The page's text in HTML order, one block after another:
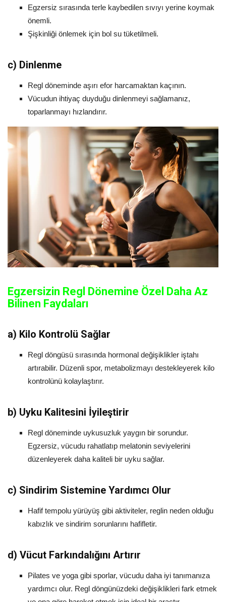
Egzersiz sırasında terle kaybedilen sıvıyı yerine koymak
önemli.
Şişkinliği önlemek için bol su tüketilmeli.
c) Dinlenme
Regl döneminde aşırı efor harcamaktan kaçının.
Vücudun ihtiyaç duyduğu dinlenmeyi sağlamanız,
toparlanmayı hızlandırır.
Egzersizin Regl Dönemine Özel Daha Az
Bilinen Faydaları
a) Kilo Kontrolü Sağlar
Regl döngüsü sırasında hormonal değişiklikler iştahı
artırabilir. Düzenli spor, metabolizmayı destekleyerek kilo
kontrolünü kolaylaştırır.
b) Uyku Kalitesini İyileştirir
Regl döneminde uykusuzluk yaygın bir sorundur.
Egzersiz, vücudu rahatlatıp melatonin seviyelerini
düzenleyerek daha kaliteli bir uyku sağlar.
c) Sindirim Sistemine Yardımcı Olur
Hafif tempolu yürüyüş gibi aktiviteler, reglin neden olduğu
kabızlık ve sindirim sorunlarını hafifletir.
d) Vücut Farkındalığını Artırır
Pilates ve yoga gibi sporlar, vücudu daha iyi tanımanıza
yardımcı olur. Regl döngünüzdeki değişiklikleri fark etmek